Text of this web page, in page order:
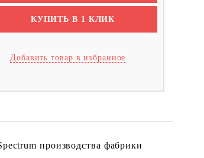
КУПИТЬ В 1 КЛИК
Добавить товар в избранное
производства фабрики